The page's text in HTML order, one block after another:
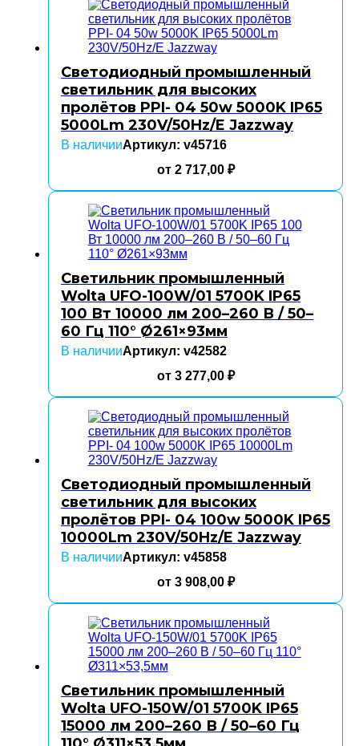
Светодиодный промышленный
светильник для высоких
пролётов PPI- 04 50w 5000K IP65
5000Lm 230V/50Hz/E Jazzway
В наличииАртикул: v45716
от 2 717,00 ₽
Светильник промышленный
Wolta UFO-100W/01 5700K IP65
100 Вт 10000 лм 200–260 В / 50–
60 Гц 110° Ø261×93мм
В наличииАртикул: v42582
от 3 277,00 ₽
Светодиодный промышленный
светильник для высоких
пролётов PPI- 04 100w 5000K IP65
10000Lm 230V/50Hz/E Jazzway
В наличииАртикул: v45858
от 3 908,00 ₽
Светильник промышленный
Wolta UFO-150W/01 5700K IP65
15000 лм 200–260 В / 50–60 Гц